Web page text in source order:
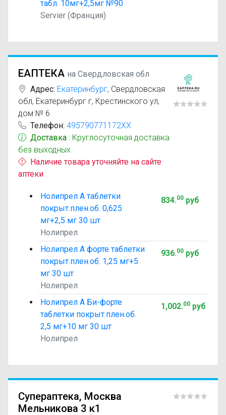
табл. 10мг+2,5мг №90
Servier (Франция)
ЕАПТЕКА на Свердловская обл
Адрес: Екатеринбург, Свердловская
обл, Екатеринбург г, Крестинского ул,
дом № 6
Телефон: 495790771172XX
Доставка : Круглосуточная доставка
без выходных
Наличие товара уточняйте на сайте
аптеки
Нолипрел А таблетки
покрыт.плен.об. 0,625
мг+2,5 мг 30 шт
Нолипрел
834.00руб
Нолипрел А форте таблетки
покрыт.плен.об. 1,25 мг+5
мг 30 шт
Нолипрел
936.00руб
Нолипрел А Би-форте
таблетки покрыт.плен.об.
2,5 мг+10 мг 30 шт
Нолипрел
1,002.00руб
Супераптека, Москва
Мельникова 3 к1